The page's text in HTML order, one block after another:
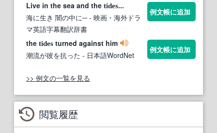
Live in the sea and the tides...
海に生き 闇の中に─ - 映画・海外ドラ
マ英語字幕翻訳辞書
例文帳に追加
the tides turned against him
潮流が彼を抗った - 日本語WordNet
例文帳に追加
>> 例文の一覧を見る
閲覧履歴